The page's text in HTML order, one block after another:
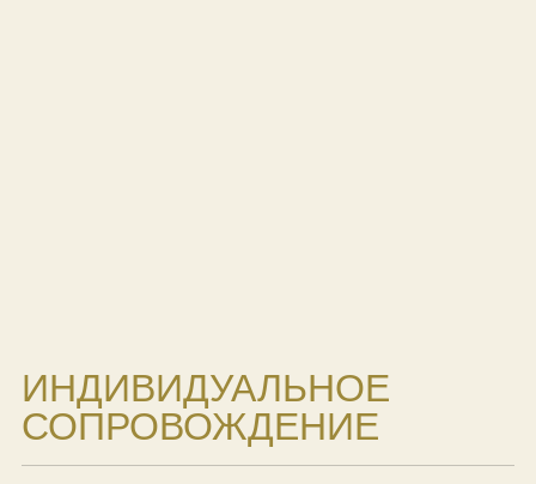
ИНДИВИДУАЛЬНОЕ
СОПРОВОЖДЕНИЕ